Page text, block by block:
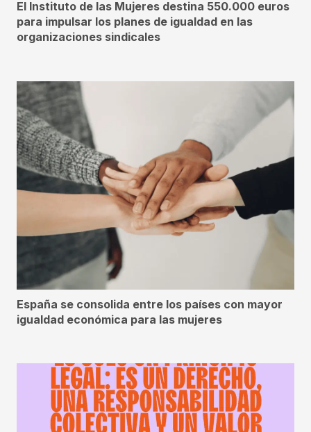
El Instituto de las Mujeres destina 550.000 euros
para impulsar los planes de igualdad en las
organizaciones sindicales
España se consolida entre los países con mayor
igualdad económica para las mujeres